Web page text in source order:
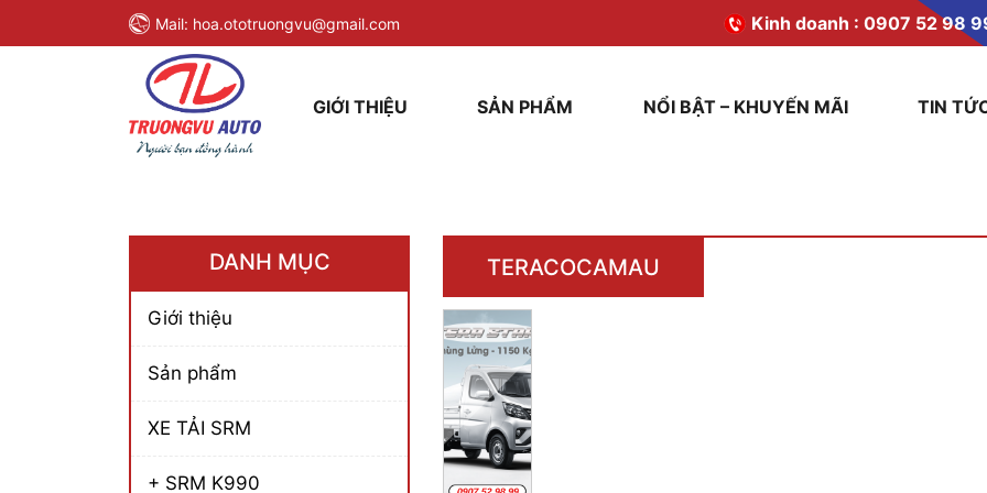
Mail: hoa.ototruongvu@gmail.com Kinh doanh : 0907 52 98
GIỚI THIỆU SẢN PHẨM NỔI BẬT – KHUYẾN MÃI TIN
DANH MỤC
Giới thiệu
Sản phẩm
XE TẢI SRM
+ SRM K990
TERACOCAMAU